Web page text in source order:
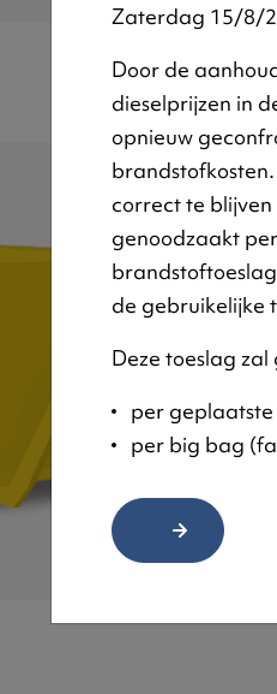
Zaterdag 15/8/
Door de
dieselprijzen in
opnieuw
correct te
genoodzaakt
de gebruikelijke
Deze toeslag zal
per
per big bag